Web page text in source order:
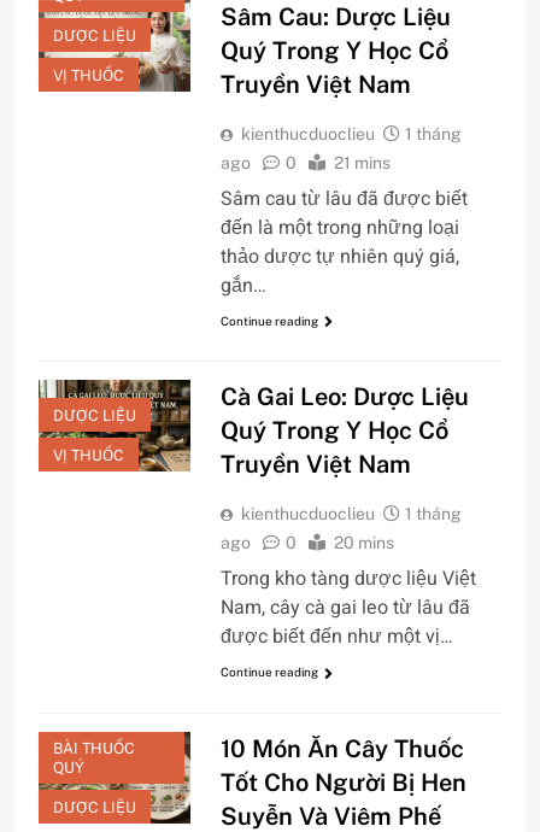
DƯỢC LIỆU
VỊ THUỐC
Sâm Cau: Dược Liệu
Quý Trong Y Học Cổ
Truyền Việt Nam
kienthucduoclieu
1 tháng
ago
0 21 mins
Sâm cau từ lâu đã được biết
đến là một trong những loại
thảo dược tự nhiên quý giá,
gắn…
Continue reading
DƯỢC LIỆU
VỊ THUỐC
Cà Gai Leo: Dược Liệu
Quý Trong Y Học Cổ
Truyền Việt Nam
kienthucduoclieu
1 tháng
ago
0 20 mins
Trong kho tàng dược liệu Việt
Nam, cây cà gai leo từ lâu đã
được biết đến như một vị…
Continue reading
BÀI THUỐC
QUÝ
DƯỢC LIỆU
10 Món Ăn Cây Thuốc
Tốt Cho Người Bị Hen
Suyễn Và Viêm Phế